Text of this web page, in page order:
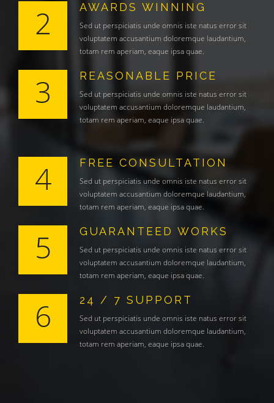
2 AWARDS WINNING
Sed ut perspiciatis unde omnis iste natus error sit
voluptatem accusantium doloremque laudantium,
totam rem aperiam, eaque ipsa quae.
3 REASONABLE PRICE
Sed ut perspiciatis unde omnis iste natus error sit
voluptatem accusantium doloremque laudantium,
totam rem aperiam, eaque ipsa quae.
4 FREE CONSULTATION
Sed ut perspiciatis unde omnis iste natus error sit
voluptatem accusantium doloremque laudantium,
totam rem aperiam, eaque ipsa quae.
5 GUARANTEED WORKS
Sed ut perspiciatis unde omnis iste natus error sit
voluptatem accusantium doloremque laudantium,
totam rem aperiam, eaque ipsa quae.
6 24 / 7 SUPPORT
Sed ut perspiciatis unde omnis iste natus error sit
voluptatem accusantium doloremque laudantium,
totam rem aperiam, eaque ipsa quae.